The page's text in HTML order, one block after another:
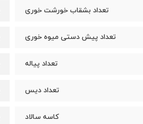
تعداد بشقاب خورشت خوری
تعداد پیش دستی میوه خوری
تعداد پیاله
تعداد دیس
کاسه سالاد